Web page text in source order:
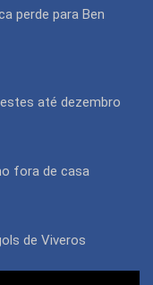
perde para Ben
até dezembro
fora de casa
de Viveros